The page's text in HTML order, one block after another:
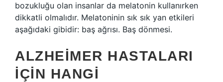
bozukluğu olan insanlar da melatonin kullanırken
dikkatli olmalıdır. Melatoninin sık sık yan etkileri
aşağıdaki gibidir: baş ağrısı. Baş dönmesi.
ALZHEIMER HASTALARI
IÇIN HANGI